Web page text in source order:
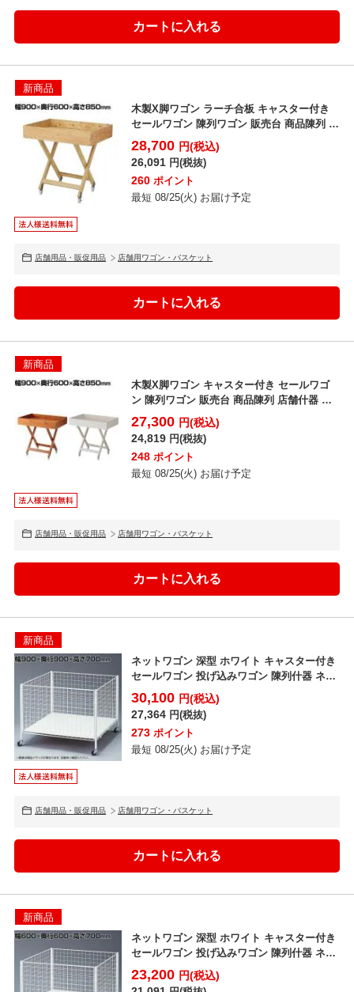
新商品
木製X脚ワゴン ラーチ合板 キャスター付き
セールワゴン 陳列ワゴン 販売台 商品陳列 店
舗什器 業...
28,700 円(税込)
26,091 円(税抜)
260 ポイント
最短 08/25(火) お届け予定
店舗用品・販促用品 店舗用ワゴン・バスケット
新商品
木製X脚ワゴン キャスター付き セールワゴ
ン 陳列ワゴン 販売台 商品陳列 店舗什器 業
務用 店頭用...
27,300 円(税込)
24,819 円(税抜)
248 ポイント
最短 08/25(火) お届け予定
店舗用品・販促用品 店舗用ワゴン・バスケット
新商品
ネットワゴン 深型 ホワイト キャスター付き
セールワゴン 投げ込みワゴン 陳列什器 ネッ
トワゴン ...
30,100 円(税込)
27,364 円(税抜)
273 ポイント
最短 08/25(火) お届け予定
店舗用品・販促用品 店舗用ワゴン・バスケット
新商品
ネットワゴン 深型 ホワイト キャスター付き
セールワゴン 投げ込みワゴン 陳列什器 ネッ
トワゴン ...
23,200 円(税込)